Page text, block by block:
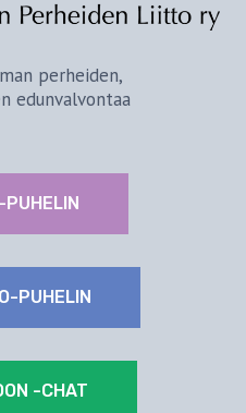
perheiden,
edunvalvontaa
PUHELIN
PUHELIN
-CHAT